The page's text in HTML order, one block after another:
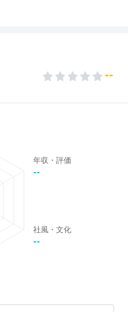
--
年収・評価
--
社風・文化
--